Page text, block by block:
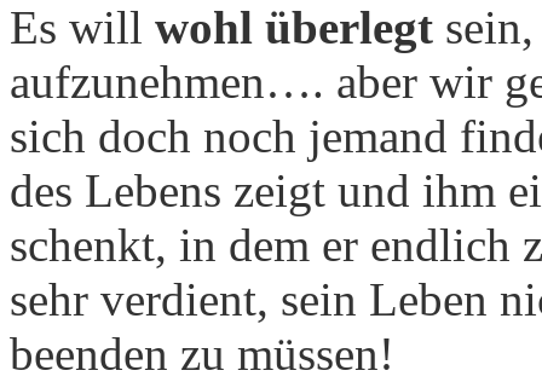
Es will wohl überlegt
aufzunehmen…. aber wir
sich doch noch jemand
des Lebens zeigt und ihm
schenkt, in dem er endlich
sehr verdient, sein Leben
beenden zu müssen!